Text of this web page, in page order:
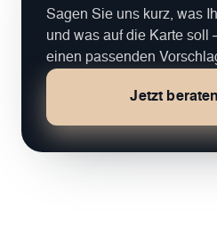
Sagen Sie uns kurz, was
und was auf die Karte soll
einen passenden
Jetzt